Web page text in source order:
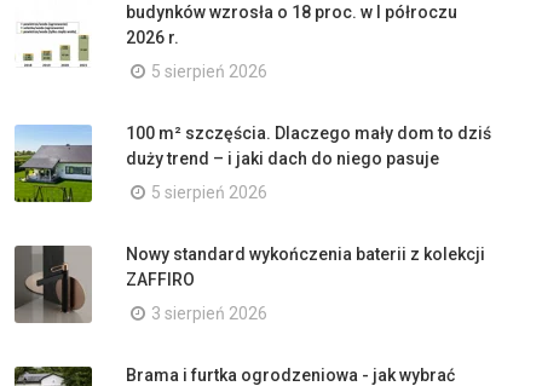
budynków wzrosła o 18 proc. w I półroczu
2026 r.
5 sierpień 2026
100 m² szczęścia. Dlaczego mały dom to dziś
duży trend – i jaki dach do niego pasuje
5 sierpień 2026
Nowy standard wykończenia baterii z kolekcji
ZAFFIRO
3 sierpień 2026
Brama i furtka ogrodzeniowa - jak wybrać